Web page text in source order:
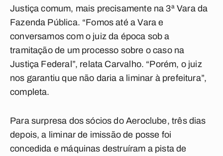
Justiça comum, mais precisamente na 3ª Vara da
Fazenda Pública. “Fomos até a Vara e
conversamos com o juiz da época sob a
tramitação de um processo sobre o caso na
Justiça Federal”, relata Carvalho. “Porém, o juiz
nos garantiu que não daria a liminar à prefeitura”,
completa.
Para surpresa dos sócios do Aeroclube, três dias
depois, a liminar de imissão de posse foi
concedida e máquinas destruíram a pista de